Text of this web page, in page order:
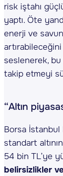
risk iştahı
yaptı. Öte
enerji ve
artırabileceğini
seslenerek, bu
takip etmeyi
“Altın
Borsa İstanbul
standart
54 bin TL’ye
belirsizlikler